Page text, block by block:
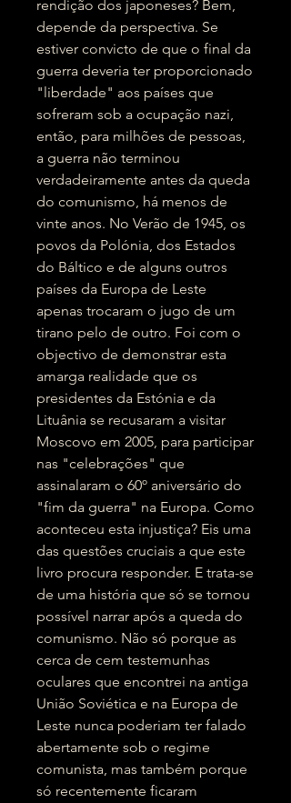
rendição dos japoneses? Bem,
depende da perspectiva. Se
estiver convicto de que o final da
guerra deveria ter proporcionado
"liberdade" aos países que
sofreram sob a ocupação nazi,
então, para milhões de pessoas,
a guerra não terminou
verdadeiramente antes da queda
do comunismo, há menos de
vinte anos. No Verão de 1945, os
povos da Polónia, dos Estados
do Báltico e de alguns outros
países da Europa de Leste
apenas trocaram o jugo de um
tirano pelo de outro. Foi com o
objectivo de demonstrar esta
amarga realidade que os
presidentes da Estónia e da
Lituânia se recusaram a visitar
Moscovo em 2005, para participar
nas "celebrações" que
assinalaram o 60º aniversário do
"fim da guerra" na Europa. Como
aconteceu esta injustiça? Eis uma
das questões cruciais a que este
livro procura responder. E trata-se
de uma história que só se tornou
possível narrar após a queda do
comunismo. Não só porque as
cerca de cem testemunhas
oculares que encontrei na antiga
União Soviética e na Europa de
Leste nunca poderiam ter falado
abertamente sob o regime
comunista, mas também porque
só recentemente ficaram